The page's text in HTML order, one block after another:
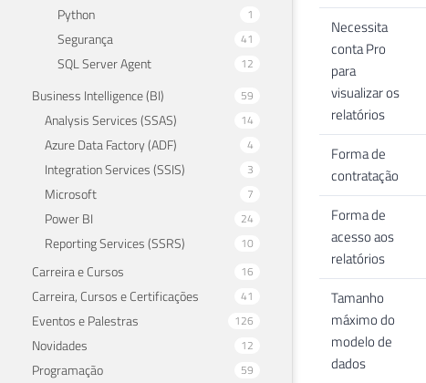
Python 1
Segurança 41
SQL Server Agent 12
Business Intelligence (BI) 59
Analysis Services (SSAS) 14
Azure Data Factory (ADF) 4
Integration Services (SSIS) 3
Microsoft 7
Power BI 24
Reporting Services (SSRS) 10
Carreira e Cursos 16
Carreira, Cursos e Certificações 41
Eventos e Palestras 126
Novidades 12
Programação 59
Necessita
conta Pro
para
visualizar os
relatórios
Forma de
contratação
Forma de
acesso aos
relatórios
Tamanho
máximo do
modelo de
dados